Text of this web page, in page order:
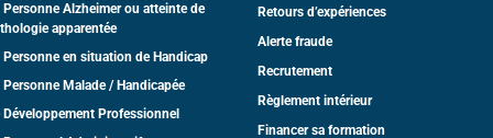
Personne Alzheimer ou atteinte de
apparentée
Personne en situation de Handicap
Personne Malade / Handicapée
Développement Professionnel
Retours d’expériences
Alerte fraude
Recrutement
Règlement intérieur
Financer sa formation